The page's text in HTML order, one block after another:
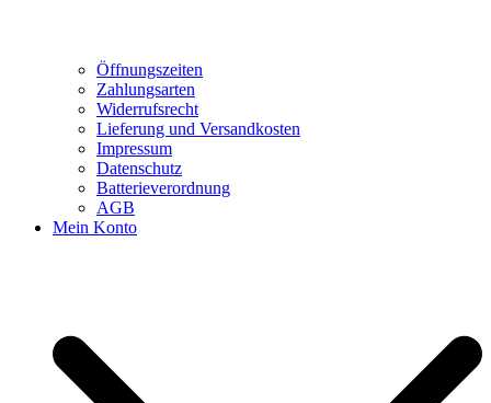
Öffnungszeiten
Zahlungsarten
Widerrufsrecht
Lieferung und Versandkosten
Impressum
Datenschutz
Batterieverordnung
AGB
Mein Konto